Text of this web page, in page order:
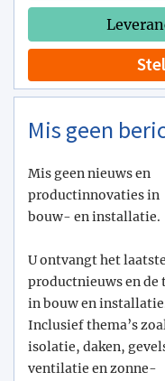
Mis geen
Mis geen nieuws en
productinnovaties in
bouw- en installatie.
U ontvangt het laatste
productnieuws en de
in bouw en
Inclusief thema’s
isolatie, daken,
ventilatie en zonne-